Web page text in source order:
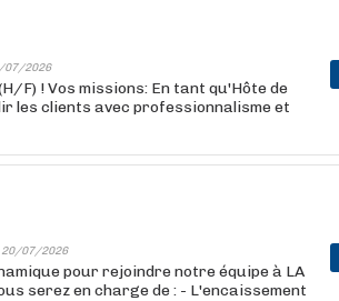
07/2026
F) ! Vos missions: En tant qu'Hôte de
les clients avec professionnalisme et
20/07/2026
pour rejoindre notre équipe à LA
serez en charge de : - L'encaissement